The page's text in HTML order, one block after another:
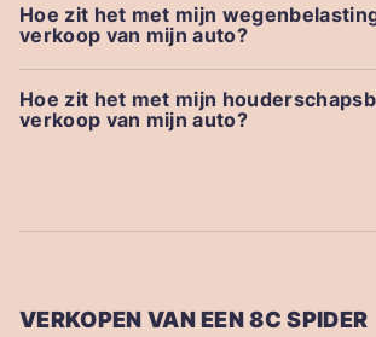
Hoe zit het met mijn
verkoop van mijn auto?
Hoe zit het met mijn
verkoop van mijn auto?
VERKOPEN VAN EEN 8C SPIDER